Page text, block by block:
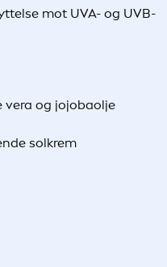
mot UVA- og UVB-
vera og jojobaolje
solkrem